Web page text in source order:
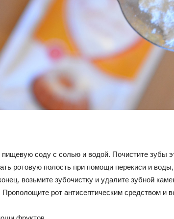
соду с солью и водой. Почистите зубы
ротовую полость при помощи перекиси и
возьмите зубочистку и удалите зубной
Прополощите рот антисептическим средством и